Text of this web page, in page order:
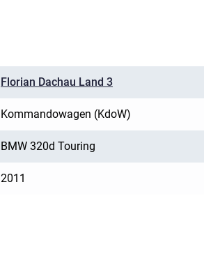
Florian Dachau Land 3
Kommandowagen (KdoW)
BMW 320d Touring
2011